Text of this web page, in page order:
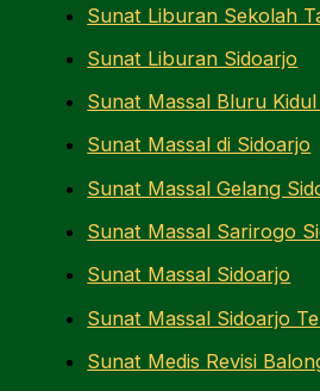
Sunat Liburan Sekolah
Sunat Liburan Sidoarjo
Sunat Massal Bluru
Sunat Massal di Sidoarjo
Sunat Massal Gelang
Sunat Massal Sarirogo
Sunat Massal Sidoarjo
Sunat Massal Sidoarjo
Sunat Medis Revisi